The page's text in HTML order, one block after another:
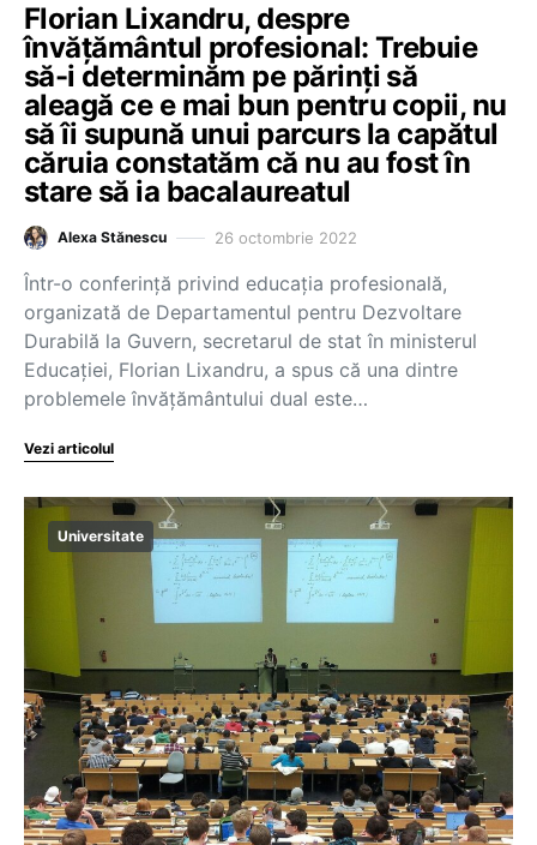
Florian Lixandru, despre
învățământul profesional: Trebuie
să-i determinăm pe părinți să
aleagă ce e mai bun pentru copii, nu
să îi supună unui parcurs la capătul
căruia constatăm că nu au fost în
stare să ia bacalaureatul
Alexa Stănescu 26 octombrie 2022
Într-o conferință privind educația profesională,
organizată de Departamentul pentru Dezvoltare
Durabilă la Guvern, secretarul de stat în ministerul
Educației, Florian Lixandru, a spus că una dintre
problemele învățământului dual este…
Vezi articolul
Universitate